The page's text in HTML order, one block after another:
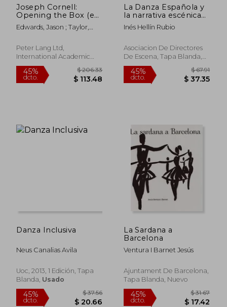
Joseph Cornell:
Opening the Box (en
Inglés)
Edwards, Jason ; Taylor,
Peter Lang Ltd,
International Academic
Publis, Tapa Blanda, Nuevo
La Danza Española y
la narrativa escénica
(Serie Teoría y
Práctica del Teatro)
Inés Hellín Rubio
Asociacion De Directores
De Escena, Tapa Blanda,
Usado
Danza Inclusiva
Neus Canalias Avila
Uoc, 2013, 1 Edición, Tapa
Blanda, Usado
La Sardana a
Barcelona
Ventura I Barnet Jesús
Ajuntament De Barcelona,
Tapa Blanda, Nuevo